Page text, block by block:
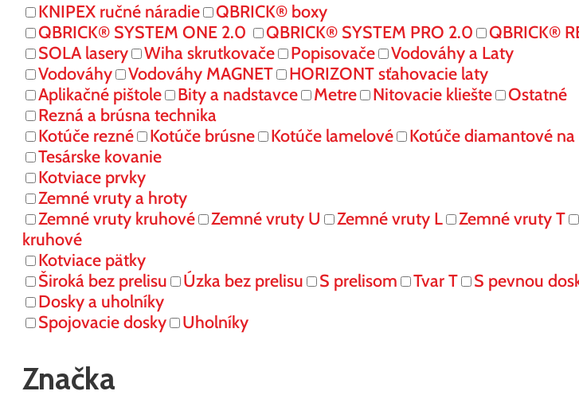
KNIPEX ručné náradie
QBRICK® boxy
QBRICK® SYSTEM ONE 2.0
QBRICK® SYSTEM PRO 2.0 QBRICK®
SOLA lasery
Wiha skrutkovače Popisovače
Vodováhy a Laty
Vodováhy
Vodováhy MAGNET
HORIZONT sťahovacie laty
Aplikačné pištole
Bity a nadstavce Metre Nitovacie kliešte
Ostatné
Rezná a brúsna technika
Kotúče rezné
Kotúče brúsne Kotúče lamelové
Kotúče diamantové
Tesárske kovanie
Kotviace prvky
Zemné vruty a hroty
Zemné vruty kruhové
Zemné vruty U Zemné vruty L Zemné vruty T
kruhové
Kotviace pätky
Široká bez prelisu
Úzka bez prelisu S prelisom Tvar T S pevnou
Dosky a uholníky
Spojovacie dosky
Uholníky
Značka